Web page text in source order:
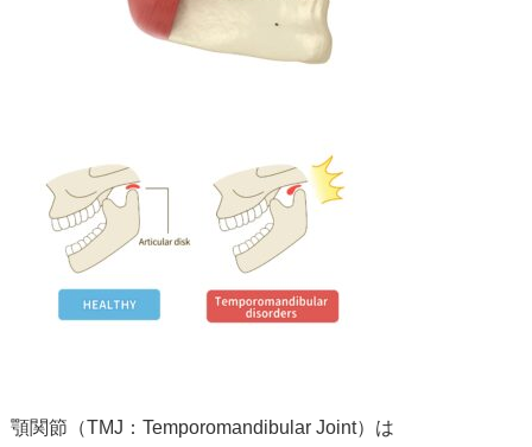
顎関節（TMJ： Temporomandibular Joint） は